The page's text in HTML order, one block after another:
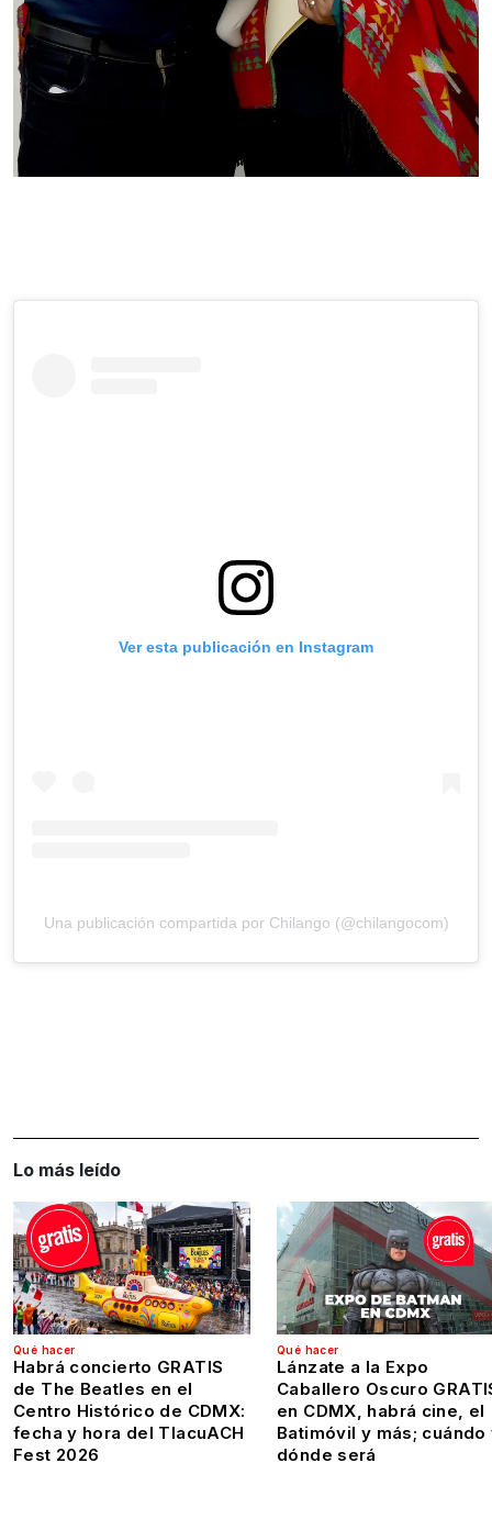
Ver esta publicación en Instagram
Una publicación compartida por Chilango (@chilangocom)
Lo más leído
Qué hacer
Habrá concierto GRATIS
de The Beatles en el
Centro Histórico de CDMX:
fecha y hora del TlacuACH
Fest 2026
Qué hacer
Lánzate a la Expo
Caballero Oscuro
en CDMX, habrá cine, el
Batimóvil y más; cuándo
dónde será